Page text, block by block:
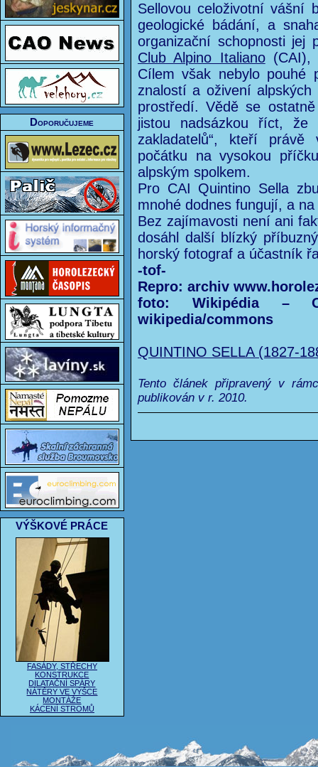
Doporučujeme
VÝŠKOVÉ PRÁCE
FASÁDY, STŘECHY
KONSTRUKCE
DILATAČNÍ SPÁRY
NÁTĚRY VE VÝŠCE
MONTÁŽE
KÁCENÍ STROMŮ
Sellovou celoživotní vášní
geologické bádání, a
organizační schopnosti jej
Club Alpino Italiano(CAI),
Cílem však nebylo pouhé
znalostí a oživení
prostředí. Vědě se
jistou nadsázkou říct,
zakladatelů“, kteří
počátku na vysokou
alpským spolkem.
Pro CAI Quintino Sella
mnohé dodnes fungují, a
Bez zajímavosti není ani
dosáhl další blízký
horský fotograf a účastník
-tof-
Repro: archiv
foto: Wikipédia –
wikipedia/commons
QUINTINO SELLA (1827-
Tento článek připravený v
publikován v r. 2010.